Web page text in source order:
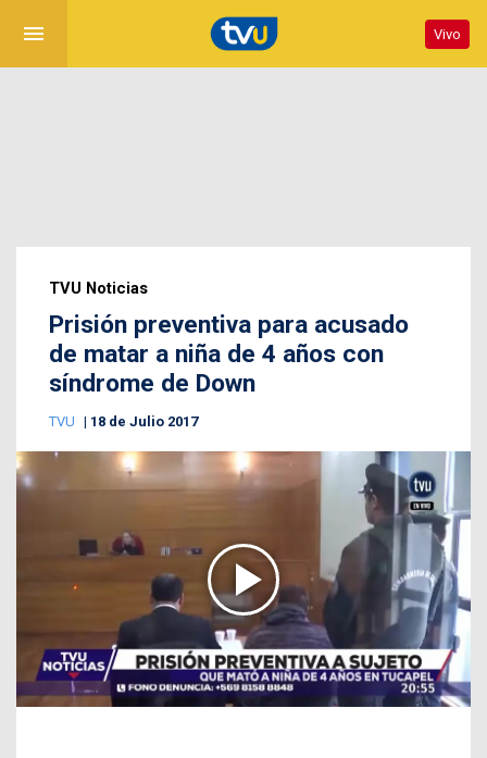
menu Vivo
TVU Noticias
Prisión preventiva para acusado
de matar a niña de 4 años con
síndrome de Down
TVU 18 de Julio 2017